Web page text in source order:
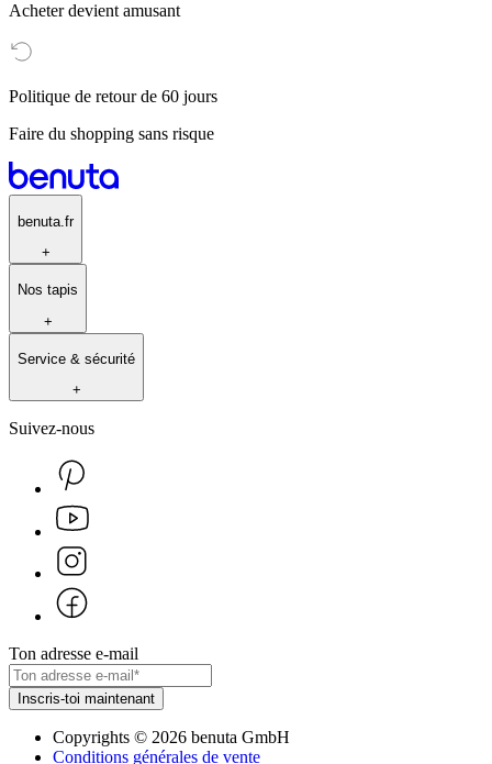
Acheter devient amusant
Politique de retour de 60 jours
Faire du shopping sans risque
benuta.fr
+
Nos tapis
+
Service & sécurité
+
Suivez-nous
Ton adresse e-mail
Inscris-toi maintenant
Copyrights © 2026 benuta GmbH
Conditions générales de vente